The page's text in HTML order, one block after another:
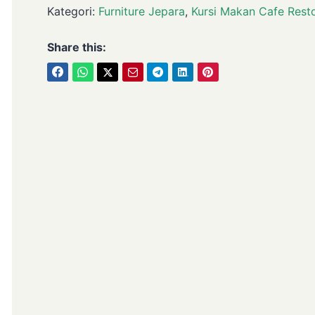
Kategori: Furniture Jepara, Kursi Makan Cafe
Share this: